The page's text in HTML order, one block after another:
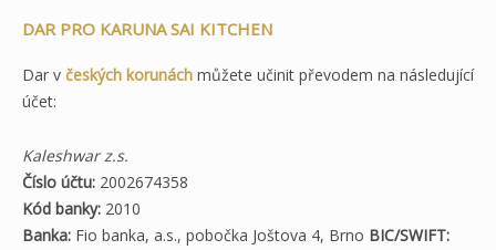
DAR PRO KARUNA SAI KITCHEN
Dar v českých korunách můžete učinit převodem na následující
účet:
Kaleshwar z.s.
Číslo účtu: 2002674358
Kód banky: 2010
Banka: Fio banka, a.s., pobočka Joštova 4, Brno BIC/SWIFT: